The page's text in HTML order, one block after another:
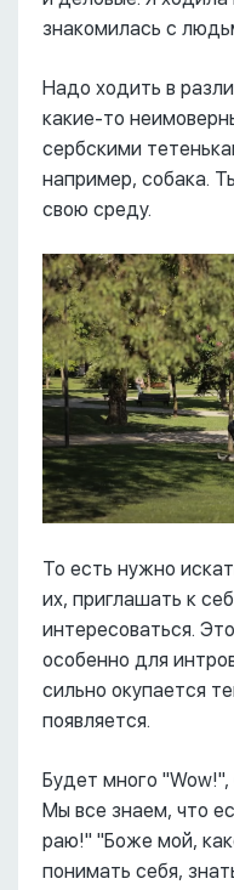
знакомилась с
Надо ходить в
какие-то
сербскими
например, собака.
свою среду.
То есть нужно
их, приглашать к
интересоваться.
особенно для
сильно окупается
появляется.
Будет много
Мы все знаем, что
раю!" "Боже мой,
понимать себя,